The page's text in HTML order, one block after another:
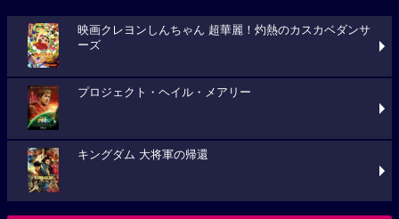
映画クレヨンしんちゃん 超華麗！灼熱のカスカベダンサ
ーズ
プロジェクト・ヘイル・メアリー
キングダム 大将軍の帰還